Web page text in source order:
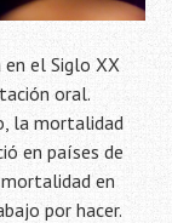
en el Siglo XX
oral.
la mortalidad
en países de
en
por hacer.